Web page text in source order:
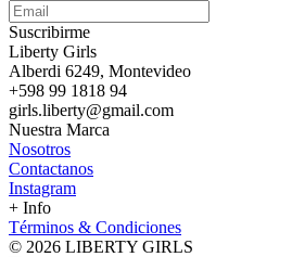
Suscribirme
Liberty Girls
Alberdi 6249, Montevideo
+598 99 1818 94
girls.liberty@gmail.com
Nuestra Marca
Nosotros
Contactanos
Instagram
+ Info
Términos & Condiciones
© 2026 LIBERTY GIRLS